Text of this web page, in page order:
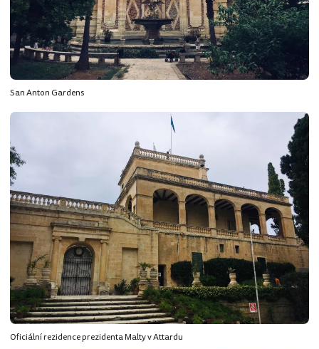
San Anton Gardens
Oficiální rezidence prezidenta Malty v Attardu